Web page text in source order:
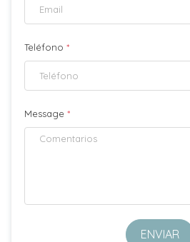
Teléfono *
Message *
ENVIAR